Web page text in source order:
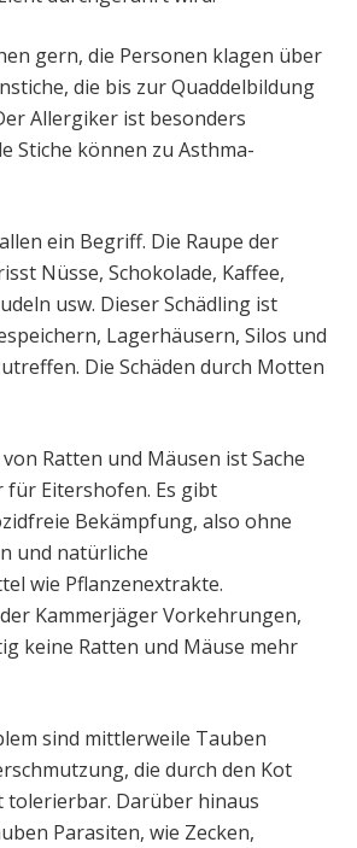
gern, die Personen klagen über
die bis zur Quaddelbildung
Allergiker ist besonders
Stiche können zu Asthma-
ein Begriff. Die Raupe der
Nüsse, Schokolade, Kaffee,
usw. Dieser Schädling ist
Lagerhäusern, Silos und
Die Schäden durch Motten
Ratten und Mäusen ist Sache
für Eitershofen. Es gibt
Bekämpfung, also ohne
und natürliche
wie Pflanzenextrakte.
Kammerjäger Vorkehrungen,
keine Ratten und Mäuse mehr
sind mittlerweile Tauben
die durch den Kot
tolerierbar. Darüber hinaus
Parasiten, wie Zecken,